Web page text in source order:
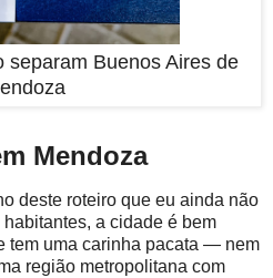
separam Buenos Aires de
Mendoza
deste roteiro que eu ainda não
a cidade é bem
tem uma carinha pacata — nem
região metropolitana com